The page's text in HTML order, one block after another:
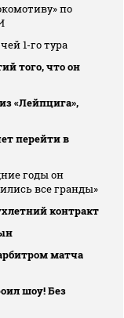
по
1-го тура
того, что он
«Лейпцига»,
перейти в
годы он
все гранды»
контракт
матча
шоу! Без